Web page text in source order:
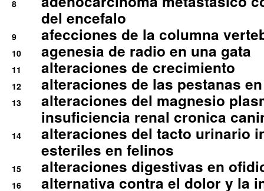
8
del encefalo
9 afecciones de la columna
10 agenesia de radio en una gata
11 alteraciones de crecimiento
12 alteraciones de las pestanas
13
alteraciones del magnesio
insuficiencia renal cronica
14
alteraciones del tacto urinario
esteriles en felinos
15 alteraciones digestivas en
16 alternativa contra el dolor y la